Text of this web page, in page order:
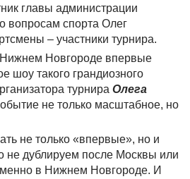
главы администрации
вопросам спорта Олег
– участники турнира.
Нижнем Новгороде впервые
шоу такого грандиозного
турнира Олега
не только масштабное, но
не только «впервые», но и
не дублируем после Москвы или
в Нижнем Новгороде. И